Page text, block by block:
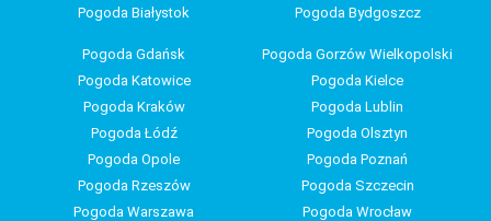
Pogoda Białystok Pogoda Bydgoszcz
Pogoda Gdańsk
Pogoda Gorzów Wielkopolski
Pogoda Katowice
Pogoda Kielce
Pogoda Kraków
Pogoda Lublin
Pogoda Łódź
Pogoda Olsztyn
Pogoda Opole
Pogoda Poznań
Pogoda Rzeszów
Pogoda Szczecin
Pogoda Warszawa
Pogoda Wrocław